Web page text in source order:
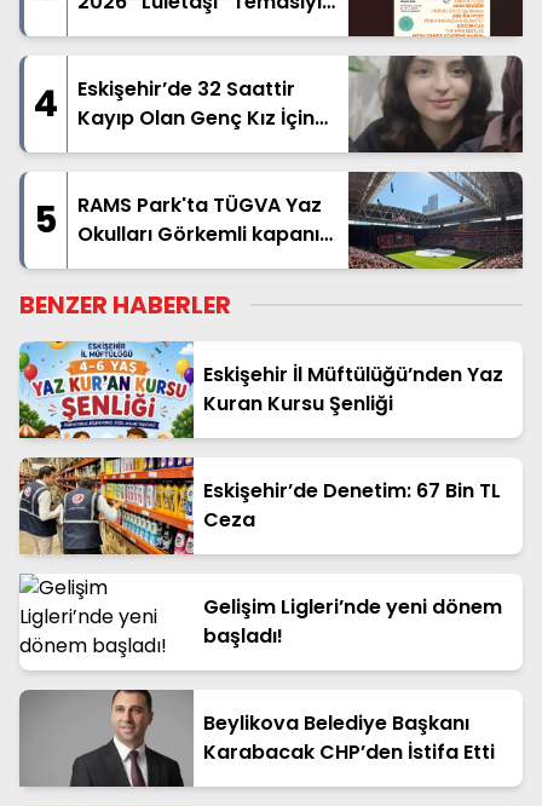
Geliyor
4
Eskişehir’de 32 Saattir
Kayıp Olan Genç Kız İçin
Arama Çalışması
5
RAMS Park'ta TÜGVA Yaz
Okulları Görkemli kapanış
yaptı
BENZER HABERLER
Eskişehir İl Müftülüğü’nden Yaz
Kuran Kursu Şenliği
Eskişehir’de Denetim: 67 Bin TL
Ceza
Gelişim Ligleri’nde yeni dönem
başladı!
Beylikova Belediye Başkanı
Karabacak CHP’den İstifa Etti